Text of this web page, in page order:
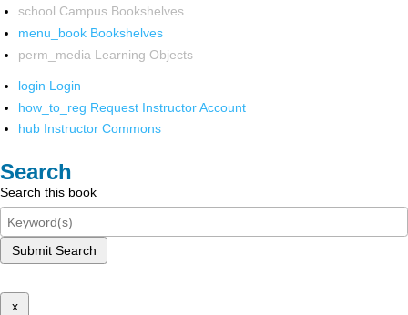
school Campus Bookshelves
menu_book Bookshelves
perm_media Learning Objects
login Login
how_to_reg Request Instructor Account
hub Instructor Commons
Search
Search this book
Submit Search
x